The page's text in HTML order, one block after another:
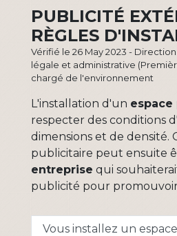
PUBLICITÉ
RÈGLES
Vérifié le 26 May 2023 -
légale et administrative
chargé de l'environnement
L'installation d'un
respecter des conditions
dimensions et de densité.
publicitaire peut ensuite
entreprise qui
publicité pour
Vous installez un